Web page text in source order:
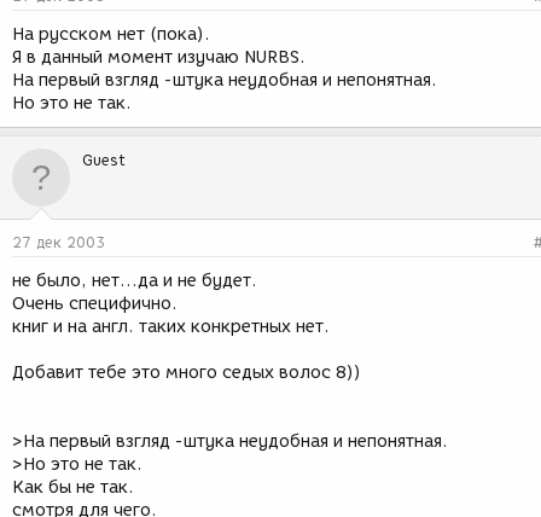
На русском нет (пока).
Я в данный момент изучаю NURBS.
На первый взгляд -штука неудобная и непонятная.
Но это не так.
Guest
27 дек 2003
не было, нет...да и не будет.
Очень специфично.
книг и на англ. таких конкретных нет.
Добавит тебе это много седых волос 8))
>На первый взгляд -штука неудобная и непонятная.
>Но это не так.
Как бы не так.
смотря для чего.